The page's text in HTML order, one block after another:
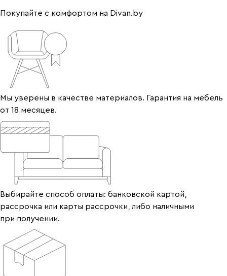
Покупайте с комфортом на Divan.by
Мы уверены в качестве материалов. Гарантия на мебель
от 18 месяцев.
Выбирайте способ оплаты: банковской картой,
рассрочка или карты рассрочки, либо наличными
при получении.